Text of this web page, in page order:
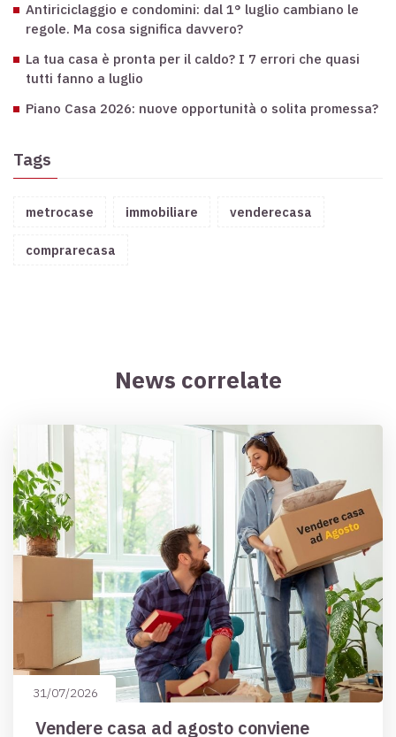
Antiriciclaggio e condomini: dal 1° luglio cambiano le
regole. Ma cosa significa davvero?
La tua casa è pronta per il caldo? I 7 errori che quasi
tutti fanno a luglio
Piano Casa 2026: nuove opportunità o solita promessa?
Tags
metrocase immobiliare venderecasa
comprarecasa
News correlate
31/07/2026
Vendere casa ad agosto conviene